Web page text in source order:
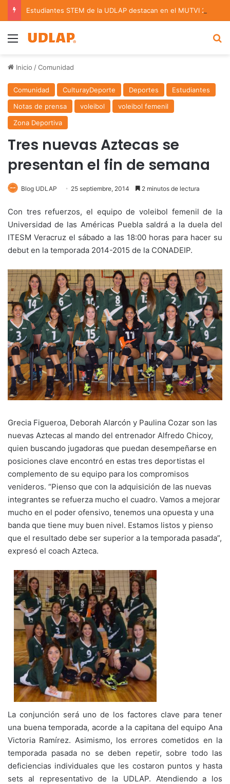
Menu
Inicio /Comunidad
Comunidad CulturayDeporte Deportes
Estudiantes
Notas de prensa
voleibol
voleibol femenil
Zona Deportiva
Tres nuevas Aztecas se
presentan el fin de semana
Blog UDLAP 25 septiembre, 2014 2 minutos de lectura
Con tres refuerzos, el equipo de voleibol femenil de la
Universidad de las Américas Puebla saldrá a la duela del
ITESM Veracruz el sábado a las 18:00 horas para hacer su
debut en la temporada 2014-2015 de la CONADEIP.
Grecia Figueroa, Deborah Alarcón y Paulina Cozar son las
nuevas Aztecas al mando del entrenador Alfredo Chicoy,
quien buscando jugadoras que puedan desempeñarse en
posiciones clave encontró en estas tres deportistas el
complemento de su equipo para los compromisos
venideros. “Pienso que con la adquisición de las nuevas
integrantes se refuerza mucho el cuadro. Vamos a mejorar
mucho en el poder ofensivo, tenemos una opuesta y una
banda que tiene muy buen nivel. Estamos listos y pienso
que el resultado debe ser superior a la temporada pasada”,
expresó el coach Azteca.
La conjunción será uno de los factores clave para tener
una buena temporada, acorde a la capitana del equipo Ana
Victoria Ramírez. Asimismo, los errores cometidos en la
temporada pasada no se deben repetir, sobre todo las
deficiencias individuales que les costaron puntos y hasta
sets al representativo de la UDLAP. Atendiendo a los